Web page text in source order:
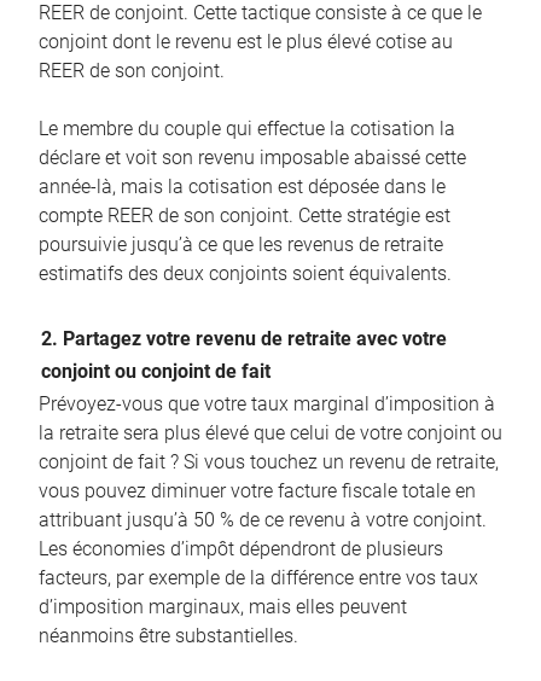
REER de conjoint. Cette tactique consiste à ce que le
conjoint dont le revenu est le plus élevé cotise au
REER de son conjoint.
Le membre du couple qui effectue la cotisation la
déclare et voit son revenu imposable abaissé cette
année-là, mais la cotisation est déposée dans le
compte REER de son conjoint. Cette stratégie est
poursuivie jusqu’à ce que les revenus de retraite
estimatifs des deux conjoints soient équivalents.
2. Partagez votre revenu de retraite avec votre
conjoint ou conjoint de fait
Prévoyez-vous que votre taux marginal d’imposition à
la retraite sera plus élevé que celui de votre conjoint ou
conjoint de fait ? Si vous touchez un revenu de retraite,
vous pouvez diminuer votre facture fiscale totale en
attribuant jusqu’à 50 % de ce revenu à votre conjoint.
Les économies d’impôt dépendront de plusieurs
facteurs, par exemple de la différence entre vos taux
d’imposition marginaux, mais elles peuvent
néanmoins être substantielles.